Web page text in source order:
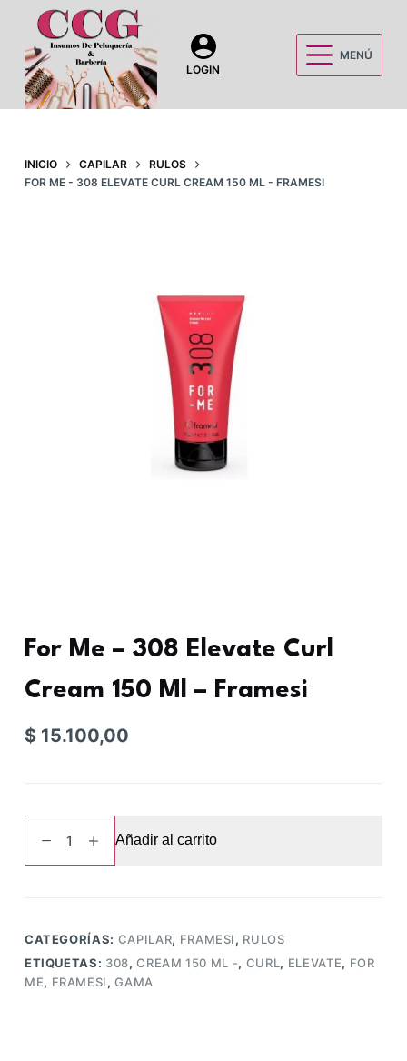
a
LOGIN
MENÚ
INICIO CAPILAR
RULOS
FOR ME - 308 ELEVATE CURL CREAM 150 ML - FRAMESI
For Me – 308 Elevate Curl
Cream 150 Ml – Framesi
$15.100,00
Me
-
Curl
Cream
150
Añadir al carrito
CATEGORÍAS: CAPILAR, FRAMESI, RULOS
ETIQUETAS: 308,CREAM 150 ML -, CURL, ELEVATE, FOR
ME, FRAMESI,GAMA